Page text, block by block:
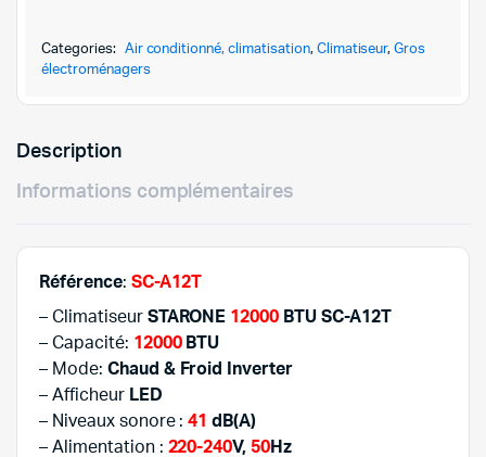
A12T-
INVERTER-
quantity
Categories: Air conditionné, climatisation, Climatiseur,Gros
électroménagers
Description
Informations complémentaires
Référence: SC-A12T
– Climatiseur STARONE 12000 BTU SC-A12T
– Capacité: 12000 BTU
– Mode: Chaud & Froid Inverter
– AfficheurLED
– Niveaux sonore :41 dB(A)
– Alimentation : 220-240V, 50Hz